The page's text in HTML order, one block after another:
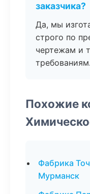
заказчика?
Да, мы
строго по
чертежам и
требованиям.
Похожие
Фабрика
Мурманск